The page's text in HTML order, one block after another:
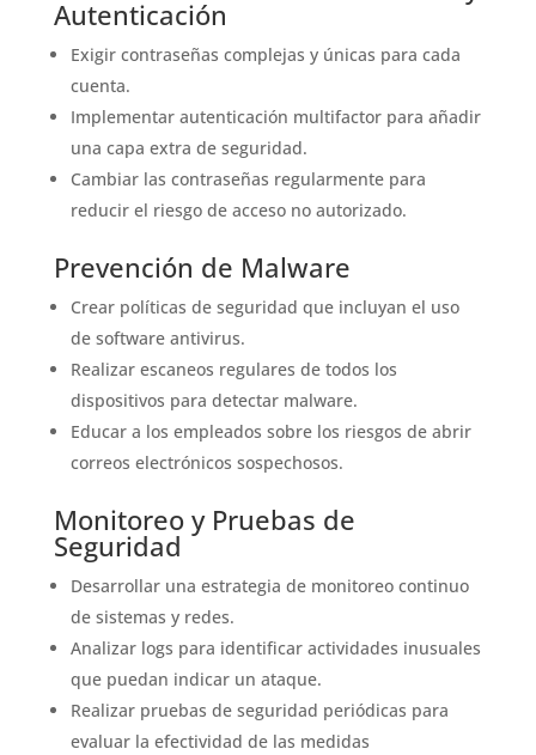
Autenticación
Exigir contraseñas complejas y únicas para cada
cuenta.
Implementar autenticación multifactor para añadir
una capa extra de seguridad.
Cambiar las contraseñas regularmente para
reducir el riesgo de acceso no autorizado.
Prevención de Malware
Crear políticas de seguridad que incluyan el uso
de software antivirus.
Realizar escaneos regulares de todos los
dispositivos para detectar malware.
Educar a los empleados sobre los riesgos de abrir
correos electrónicos sospechosos.
Monitoreo y Pruebas de
Seguridad
Desarrollar una estrategia de monitoreo continuo
de sistemas y redes.
Analizar logs para identificar actividades inusuales
que puedan indicar un ataque.
Realizar pruebas de seguridad periódicas para
evaluar la efectividad de las medidas